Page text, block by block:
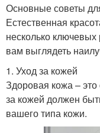
Основные советы
Естественная
несколько
вам выглядеть
1. Уход за кожей
Здоровая кожа –
за кожей должен
вашего типа кожи.